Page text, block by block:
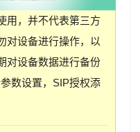
用，并不代表第三方
对设备进行操作，以
对设备数据进行备份
数设置，SIP授权添